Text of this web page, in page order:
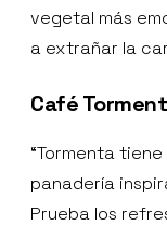
vegetal más
a extrañar la
Café
“Tormenta
panadería
Prueba los